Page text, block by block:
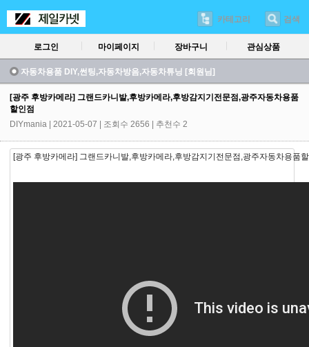
카테고리 검색
로그인 마이페이지 장바구니 관심상품
자동차용품 DIY,썬팅,자동차방음,자동차튜닝 [회원님]
[광주 후방카메라] 그랜드카니발,후방카메라,후방감지기전문점,광주자동차용품
할인점
DIYmania
| 2021-05-07 | 조회수 2656 | 추천수 2
[광주 후방카메라] 그랜드카니발,후방카메라,후방감지기전문점,광주자동차용품